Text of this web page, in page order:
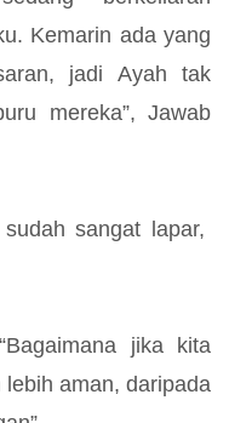
Kemarin ada yang
jadi Ayah tak
mereka”, Jawab
sangat lapar,
jika kita
aman, daripada